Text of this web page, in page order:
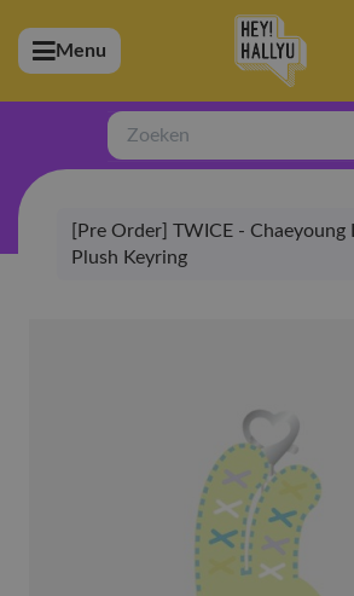
(Artiesten)
(Merchandise)
(Exclusive)
(Winkel)
Menu
Zoeken
[Pre Order] TWICE - Chaeyoung
Plush Keyring